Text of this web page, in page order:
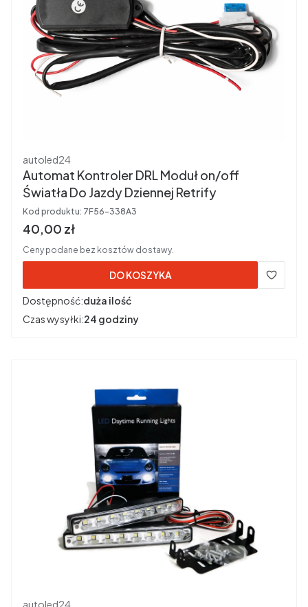
Producent
autoled24
Automat Kontroler DRL Moduł on/off
Światła Do Jazdy Dziennej Retrify
Kod produktu: 7F56-338A3
Cena brutto
40,00 zł
Ceny podane bez kosztów dostawy.
DO KOSZYKA
Dostępność:duża ilość
Czas wysyłki:24 godziny
Producent
autoled24